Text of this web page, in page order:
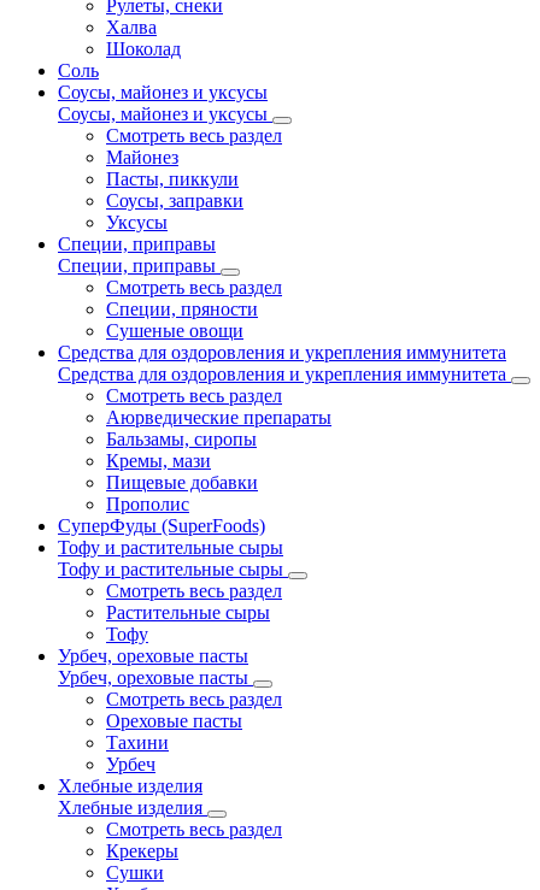
Рулеты, снеки
Халва
Шоколад
Соль
Соусы, майонез и уксусы
Соусы, майонез и уксусы
Смотреть весь раздел
Майонез
Пасты, пиккули
Соусы, заправки
Уксусы
Специи, приправы
Специи, приправы
Смотреть весь раздел
Специи, пряности
Сушеные овощи
Средства для оздоровления и укрепления иммунитета
Средства для оздоровления и укрепления иммунитета
Смотреть весь раздел
Аюрведические препараты
Бальзамы, сиропы
Кремы, мази
Пищевые добавки
Прополис
СуперФуды (SuperFoods)
Тофу и растительные сыры
Тофу и растительные сыры
Смотреть весь раздел
Растительные сыры
Тофу
Урбеч, ореховые пасты
Урбеч, ореховые пасты
Смотреть весь раздел
Ореховые пасты
Тахини
Урбеч
Хлебные изделия
Хлебные изделия
Смотреть весь раздел
Крекеры
Сушки